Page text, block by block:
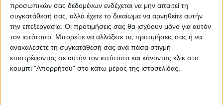
προσωπικών σας δεδομένων ενδέχεται να μην απαιτεί τη
συγκατάθεσή σας, αλλά έχετε το δικαίωμα να αρνηθείτε αυτήν
την επεξεργασία. Οι προτιμήσεις σας θα ισχύουν μόνο για αυτόν
τον ιστότοπο. Μπορείτε να αλλάξετε τις προτιμήσεις σας ή να
ανακαλέσετε τη συγκατάθεσή σας ανά πάσα στιγμή
επιστρέφοντας σε αυτόν τον ιστότοπο και κάνοντας κλικ στο
κουμπί "Απορρήτου" στο κάτω μέρος της ιστοσελίδας.
Στις θύρες BD, DD, η τιμή του κανονικού
εισιτηρίου είναι 20 ευρώ, ενώ θα υπάρχει
παιδικό εισιτήριο (για τους 16 ετών και
κάτω) στην τιμή των 10 ευρώ.